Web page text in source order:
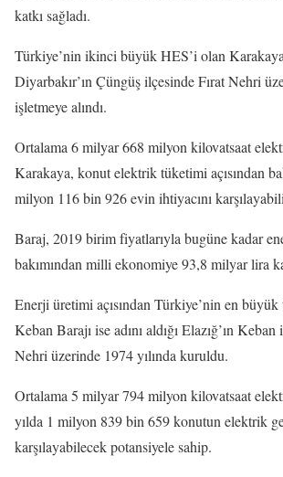
katkı sağladı.
Türkiye’nin ikinci büyük HES’i olan
Diyarbakır’ın Çüngüş ilçesinde Fırat Nehri
işletmeye alındı.
Ortalama 6 milyar 668 milyon kilovatsaat
Karakaya, konut elektrik tüketimi açısından
milyon 116 bin 926 evin ihtiyacını
Baraj, 2019 birim fiyatlarıyla bugüne kadar
bakımından milli ekonomiye 93,8 milyar lira
Enerji üretimi açısından Türkiye’nin en
Keban Barajı ise adını aldığı Elazığ’ın
Nehri üzerinde 1974 yılında kuruldu.
Ortalama 5 milyar 794 milyon kilovatsaat
yılda 1 milyon 839 bin 659 konutun elektrik
karşılayabilecek potansiyele sahip.